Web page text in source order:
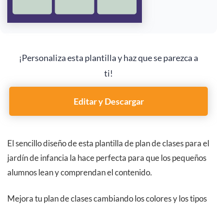
¡Personaliza esta plantilla y haz que se parezca a
ti!
Editar y Descargar
El sencillo diseño de esta plantilla de plan de clases para el
jardín de infancia la hace perfecta para que los pequeños
alumnos lean y comprendan el contenido.
Mejora tu plan de clases cambiando los colores y los tipos